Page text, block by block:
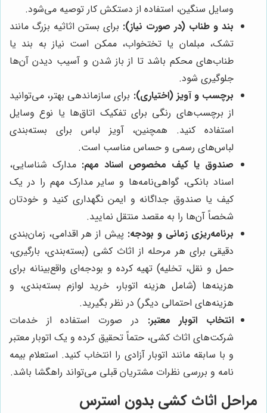
وسایل سنگین، استفاده از دستکش کار توصیه می‌شود.
بند و طناب (در صورت نیاز): برای بستن اثاثیه بزرگ مانند
تشک، مبلمان یا تختخواب، ممکن است نیاز به بند یا
طناب‌های محکم باشد تا از باز شدن و آسیب دیدن آن‌ها
جلوگیری شود.
برچسب و آویز (اختیاری): برای سازماندهی بهتر، می‌توانید
از برچسب‌های رنگی برای تفکیک اتاق‌ها یا نوع وسایل
استفاده کنید. همچنین، آویز لباس برای بسته‌بندی
لباس‌های رسمی و حساس مناسب است.
صندوق یا کیف مخصوص اسناد مهم: مدارک شناسایی،
اسناد بانکی، گواهی‌نامه‌ها و سایر مدارک مهم را در یک
کیف یا صندوق جداگانه و ایمن نگهداری کنید و خودتان
شخصاً آن‌ها را به مقصد منتقل نمایید.
برنامه‌ریزی زمانی و بودجه: پیش از هر اقدامی، زمان‌بندی
دقیقی برای هر مرحله از اثاث کشی (بسته‌بندی، بارگیری،
حمل و نقل، تخلیه) تهیه کرده و بودجه‌ای واقع‌بینانه برای
هزینه‌ها (شامل هزینه اتوبار، خرید لوازم بسته‌بندی، و
هزینه‌های احتمالی دیگر) در نظر بگیرید.
انتخاب اتوبار معتبر: در صورت استفاده از خدمات
شرکت‌های اثاث کشی، حتماً تحقیق کرده و یک اتوبار معتبر
و با سابقه مانند اتوبار آزادی را انتخاب کنید. استعلام بیمه
نامه و بررسی نظرات مشتریان قبلی می‌تواند راهگشا باشد.
مراحل اثاث کشی بدون استرس